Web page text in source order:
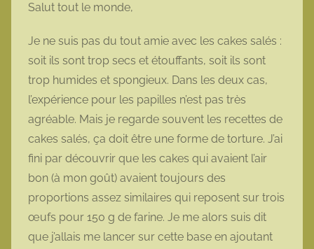
o
t
t
e
Salut tout le monde,
Je ne suis pas du tout amie avec les cakes salés :
soit ils sont trop secs et étouffants, soit ils sont
trop humides et spongieux. Dans les deux cas,
l’expérience pour les papilles n’est pas très
agréable. Mais je regarde souvent les recettes de
cakes salés, ça doit être une forme de torture. J’ai
fini par découvrir que les cakes qui avaient l’air
bon (à mon goût) avaient toujours des
proportions assez similaires qui reposent sur trois
œufs pour 150 g de farine. Je me alors suis dit
que j’allais me lancer sur cette base en ajoutant